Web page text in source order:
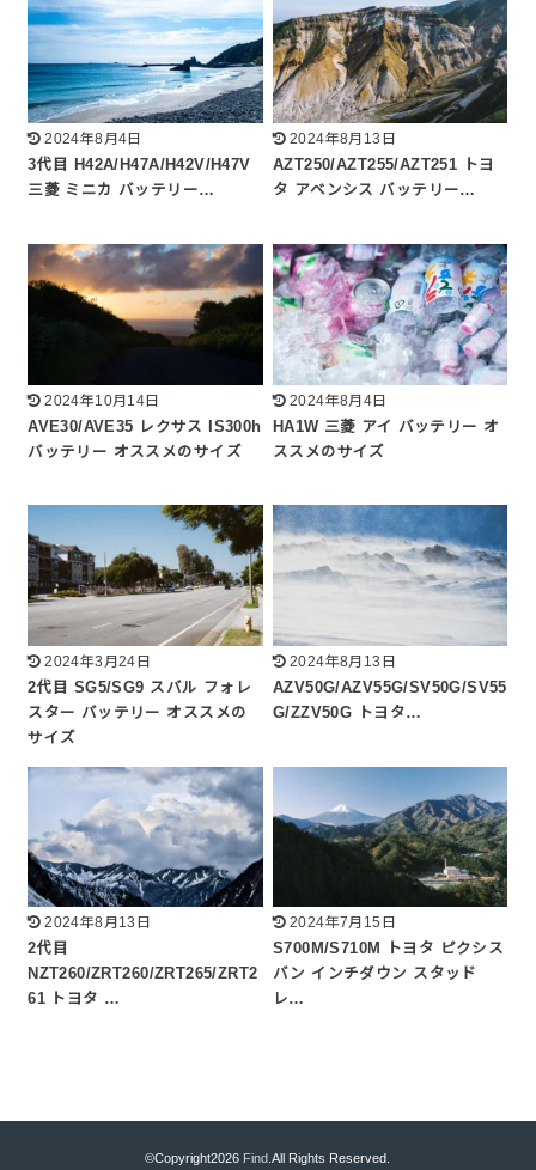
2024年8月4日
3代目 H42A/H47A/H42V/H47V
三菱 ミニカ バッテリー…
2024年8月13日
AZT250/AZT255/AZT251 トヨ
タ アベンシス バッテリー…
2024年10月14日
AVE30/AVE35 レクサス IS300h
バッテリー オススメのサイズ
2024年8月4日
HA1W 三菱 アイ バッテリー オ
ススメのサイズ
2024年3月24日
2代目 SG5/SG9 スバル フォレ
スター バッテリー オススメの
サイズ
2024年8月13日
AZV50G/AZV55G/SV50G/SV55
G/ZZV50G トヨタ…
2024年8月13日
2代目
NZT260/ZRT260/ZRT265/ZRT2
61 トヨタ …
2024年7月15日
S700M/S710M トヨタ ピクシス
バン インチダウン スタッド
レ…
©Copyright2026 Find .All Rights Reserved.